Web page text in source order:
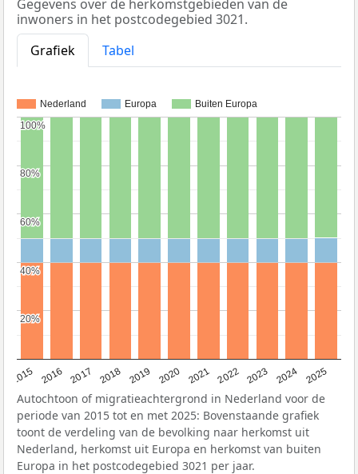
Gegevens over de herkomstgebieden van de
inwoners in het postcodegebied 3021.
Grafiek
Tabel
Nederland Europa Buiten Europa
2015 2016 2017 2018 2019 2020 2021 2022 2023 2024 2025
20%
20%
40%
40%
60%
60%
80%
80%
100%
100%
Autochtoon of migratieachtergrond in Nederland voor de
periode van 2015 tot en met 2025: Bovenstaande grafiek
toont de verdeling van de bevolking naar herkomst uit
Nederland, herkomst uit Europa en herkomst van buiten
Europa in het postcodegebied 3021 per jaar.